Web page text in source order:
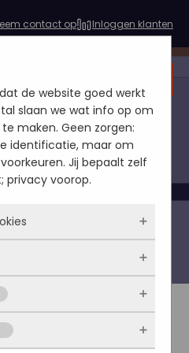
contact op Inloggen klanten
de website goed werkt
slaan we wat info op om
maken. Geen zorgen:
identificatie, maar om
Jij bepaalt zelf
privacy voorop.
dat de website
dus altijd actief en
Meestal worden
jij iets doet, zoals
invullen of je
we hoe vaak onze site
vandaan
populair zijn. Zo
jouw voorkeuren.